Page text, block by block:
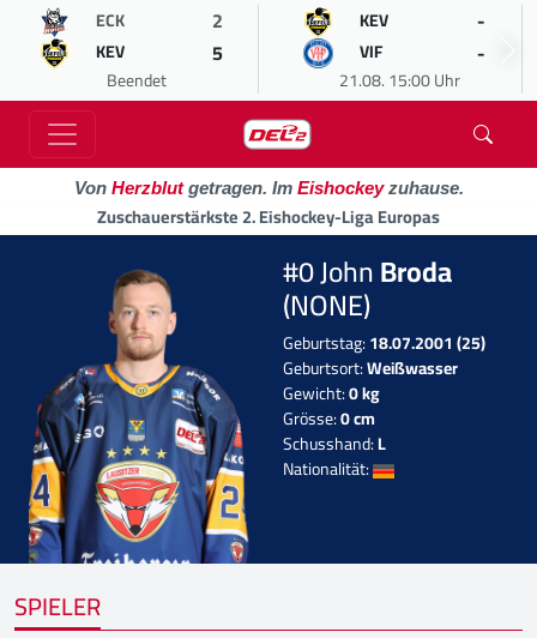
ECK 2
KEV 5
Beendet
KEV -
VIF -
21.08. 15:00 Uhr
Von Herzblutgetragen. Im Eishockeyzuhause.
Zuschauerstärkste 2. Eishockey-Liga Europas
#0 JohnBroda
(NONE)
Geburtstag:18.07.2001 (25)
Geburtsort:Weißwasser
Gewicht:0 kg
Grösse:0 cm
Schusshand:L
Nationalität:
SPIELER